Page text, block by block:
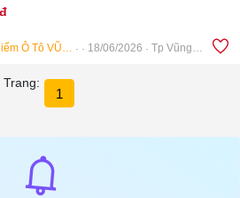
Bảo Hiểm Ô Tô VŨNG TÀU 18/06/2026 Tp Vũng Tàu
Trang:
1